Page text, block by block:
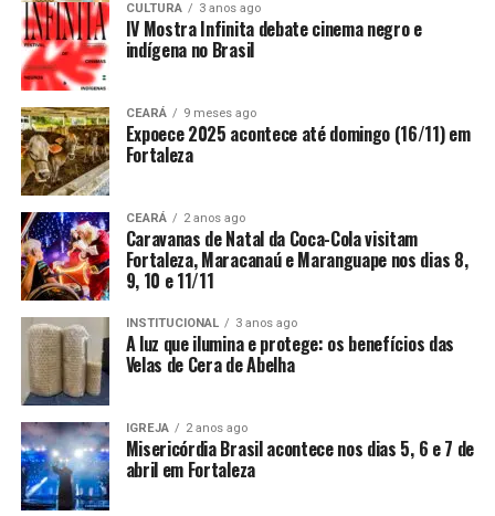
CULTURA 3 anos ago
IV Mostra Infinita debate cinema negro e
indígena no Brasil
CEARÁ 9 meses ago
Expoece 2025 acontece até domingo (16/11) em
Fortaleza
CEARÁ 2 anos ago
Caravanas de Natal da Coca-Cola visitam
Fortaleza, Maracanaú e Maranguape nos dias 8,
9, 10 e 11/11
INSTITUCIONAL 3 anos ago
A luz que ilumina e protege: os benefícios das
Velas de Cera de Abelha
IGREJA 2 anos ago
Misericórdia Brasil acontece nos dias 5, 6 e 7 de
abril em Fortaleza